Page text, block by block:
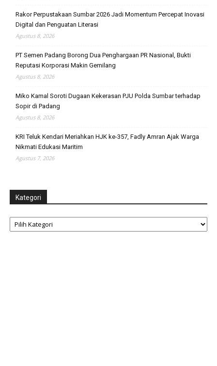
Rakor Perpustakaan Sumbar 2026 Jadi Momentum Percepat Inovasi
Digital dan Penguatan Literasi
Agustus 8, 2026
PT Semen Padang Borong Dua Penghargaan PR Nasional, Bukti
Reputasi Korporasi Makin Gemilang
Agustus 8, 2026
Miko Kamal Soroti Dugaan Kekerasan PJU Polda Sumbar terhadap
Sopir di Padang
Agustus 8, 2026
KRI Teluk Kendari Meriahkan HJK ke-357, Fadly Amran Ajak Warga
Nikmati Edukasi Maritim
Agustus 7, 2026
Kategori
Kategori